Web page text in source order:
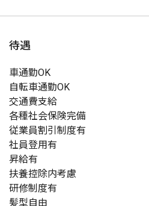
待遇
車通勤OK
自転車通勤OK
交通費支給
各種社会保険完備
従業員割引制度有
社員登用有
昇給有
扶養控除内考慮
研修制度有
髪型自由